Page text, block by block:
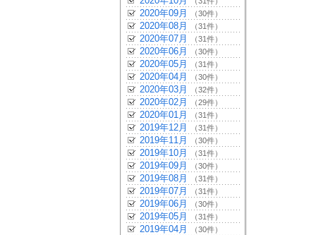
2020年09月 （30件）
2020年08月 （31件）
2020年07月 （31件）
2020年06月 （30件）
2020年05月 （31件）
2020年04月 （30件）
2020年03月 （32件）
2020年02月 （29件）
2020年01月 （31件）
2019年12月 （31件）
2019年11月 （30件）
2019年10月 （31件）
2019年09月 （30件）
2019年08月 （31件）
2019年07月 （31件）
2019年06月 （30件）
2019年05月 （31件）
2019年04月 （30件）